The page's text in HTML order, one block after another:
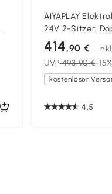
AIYAPLAY
24V 2-Sitzer,
Fernbedienung
414,90 €
UVP493,90 €-15%
kostenloser
4,5